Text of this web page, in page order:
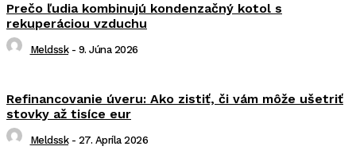
Prečo ľudia kombinujú kondenzačný kotol s
rekuperáciou vzduchu
Meldssk - 9. Júna 2026
Refinancovanie úveru: Ako zistiť, či vám môže ušetriť
stovky až tisíce eur
Meldssk - 27. Apríla 2026